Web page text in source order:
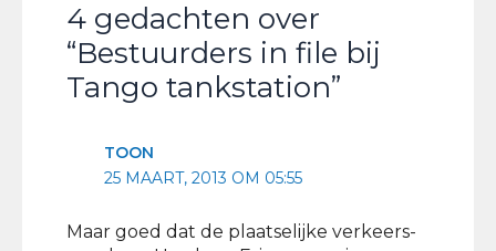
4 gedachten over
“Bestuurders in file bij
Tango tankstation”
TOON
25 MAART, 2013 OM 05:55
Maar goed dat de plaatselijke verkeers-